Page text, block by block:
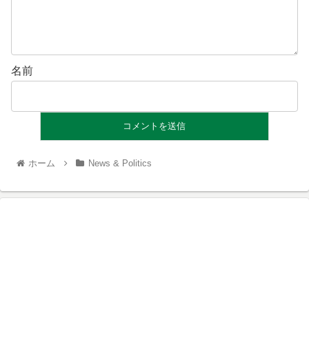
名前
ホーム News & Politics